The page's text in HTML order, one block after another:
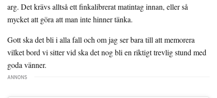
arg. Det krävs alltså ett finkalibrerat matintag innan, eller så
mycket att göra att man inte hinner tänka.
Gott ska det bli i alla fall och om jag ser bara till att memorera
vilket bord vi sitter vid ska det nog bli en riktigt trevlig stund med
goda vänner.